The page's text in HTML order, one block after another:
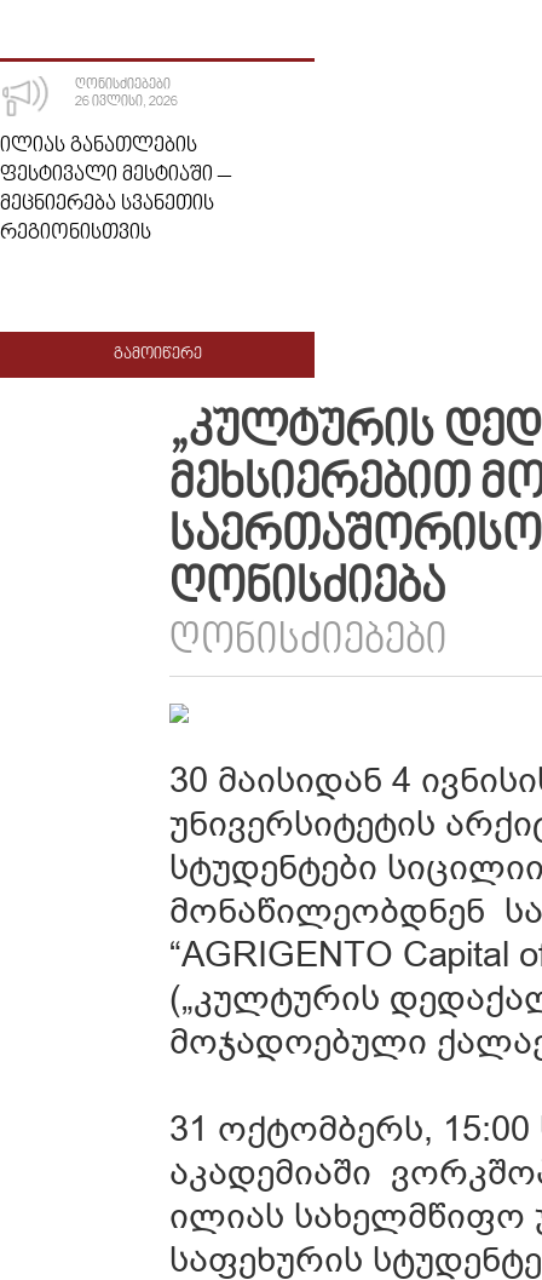
ᲦᲝᲜᲘᲡᲫᲘᲔᲑᲔᲑᲘ
26 ᲘᲕᲚᲘᲡᲘ, 2026
ᲘᲚᲘᲐᲡ ᲒᲐᲜᲐᲗᲚᲔᲑᲘᲡ
ᲤᲔᲡᲢᲘᲕᲐᲚᲘ ᲛᲔᲡᲢᲘᲐᲨᲘ –
ᲛᲔᲪᲜᲘᲔᲠᲔᲑᲐ ᲡᲕᲐᲜᲔᲗᲘᲡ
ᲠᲔᲒᲘᲝᲜᲘᲡᲗᲕᲘᲡ
ᲒᲐᲛᲝᲘᲬᲔᲠᲔ
„ᲙᲣᲚᲢᲣᲠᲘᲡ
ᲛᲔᲮᲡᲘᲔᲠᲔᲑᲘᲗ
ᲡᲐᲔᲠᲗᲐᲨᲝᲠᲘᲡᲝ
ᲦᲝᲜᲘᲡᲫᲘᲔᲑᲐ
ᲦᲝᲜᲘᲡᲫᲘᲔᲑᲔᲑᲘ
30 მაისიდან 4
უნივერსიტეტის
სტუდენტები
მონაწილეობდნენ
“AGRIGENTO Capital
(„კულტურის
მოჯადოებული
31 ოქტომბერს,
აკადემიაში
ილიას სახელმწიფო
საფეხურის